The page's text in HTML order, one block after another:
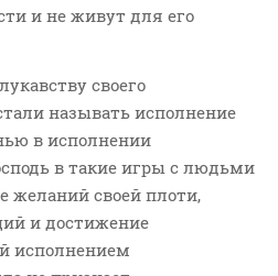
и не живут для его
своего
называть исполнение
в исполнении
в такие игры с людьми
желаний своей плоти,
и достижение
исполнением